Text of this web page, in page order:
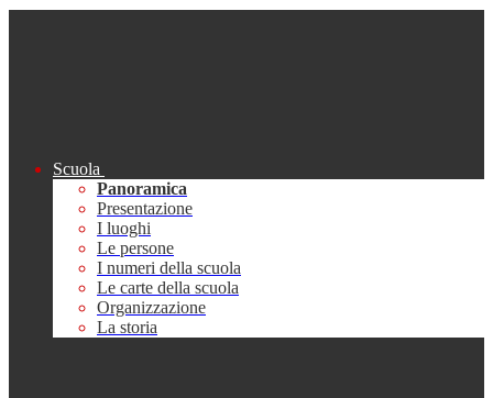
Scuola
Panoramica
Presentazione
I luoghi
Le persone
I numeri della scuola
Le carte della scuola
Organizzazione
La storia